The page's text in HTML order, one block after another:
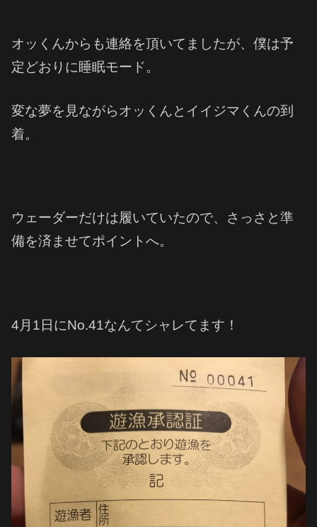
オッくんからも連絡を頂いてましたが、僕は予
定どおりに睡眠モード。
変な夢を見ながらオッくんとイイジマくんの到
着。
ウェーダーだけは履いていたので、さっさと準
備を済ませてポイントへ。
4月1日にNo.41なんてシャレてます！